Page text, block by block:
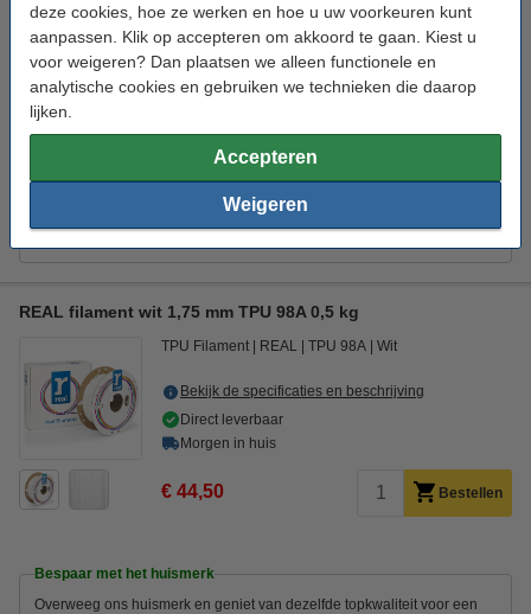
deze cookies, hoe ze werken en hoe u uw voorkeuren kunt
aanpassen. Klik op accepteren om akkoord te gaan. Kiest u
voor weigeren? Dan plaatsen we alleen functionele en
analytische cookies en gebruiken we technieken die daarop
lijken.
Accepteren
Weigeren
€ 42,50 € 40,38
Direct meebestellen
3D print nabewerking set
€ 9,50
3DLAC hechtspray (400 ml)
€ 11,50
Magigoo Pro Flex lijmstift voor flexibel filament 50 ml
€ 23,85
REAL filament wit 1,75 mm TPU 98A 0,5 kg
TPU Filament REAL TPU 98A Wit
Bekijk de specificaties en beschrijving
Direct leverbaar
Morgen in huis
€ 44,50 Bestellen
Bespaar met het huismerk
Overweeg ons huismerk en geniet van dezelfde topkwaliteit voor een